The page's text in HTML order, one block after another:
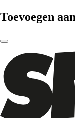
Toevoegen